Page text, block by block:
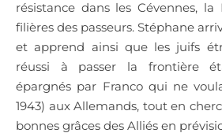
résistance dans les Cévennes, la
filières des passeurs. Stéphane
et apprend ainsi que les juifs
réussi à passer la frontière
épargnés par Franco qui ne
1943) aux Allemands, tout en
bonnes grâces des Alliés en